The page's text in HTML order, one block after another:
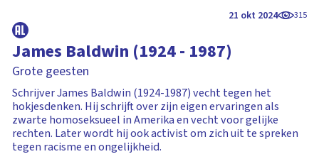
21 okt 2024 315
James Baldwin (1924 - 1987)
Grote geesten
Schrijver James Baldwin (1924-1987) vecht tegen het
hokjesdenken. Hij schrijft over zijn eigen ervaringen als
zwarte homoseksueel in Amerika en vecht voor gelijke
rechten. Later wordt hij ook activist om zich uit te spreken
tegen racisme en ongelijkheid.